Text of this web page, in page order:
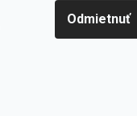
Odmietnuť